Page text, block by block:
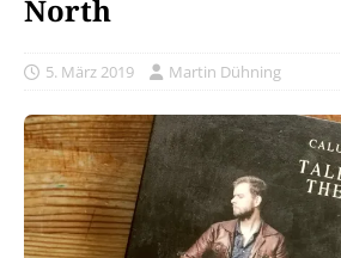
North
5. März 2019 Martin Dühning